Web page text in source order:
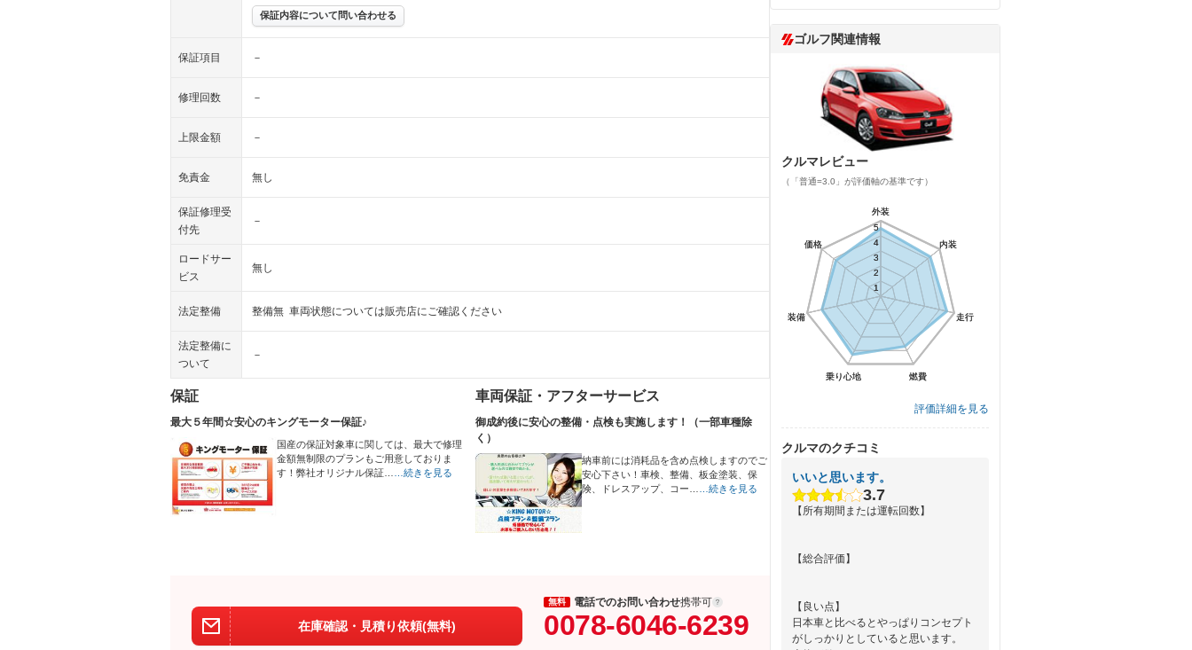
保証内容について問い合わせる
保証項目 －
修理回数 －
上限金額 －
免責金 無し
保証修理受
付先
－
ロードサー
ビス
無し
法定整備 整備無 車両状態については販売店にご確認ください
法定整備に
ついて
－
保証
最大５年間☆安心のキングモーター保証♪
国産の保証対象車に関しては、最大で修理
金額無制限のプランもご用意しておりま
す！弊社オリジナル保証…
…続きを見る
車両保証・アフターサービス
御成約後に安心の整備・点検も実施します！（一部車種除
く）
納車前には消耗品を含め点検しますのでご
安心下さい！車検、整備、板金塗装、保
険、ドレスアップ、コー…
…続きを見る
在庫確認・見積り依頼(無料)
無料 電話でのお問い合わせ携帯可
0078-6046-6239
ゴルフ関連情報
クルマレビュー
（「普通=3.0」が評価軸の基準です）
外装
内装
走行
燃費
乗り心地
装備
価格
1
2
3
4
5
外装
内装
走行
燃費
乗り心地
装備
価格
1
2
3
4
5
評価詳細を見る
クルマのクチコミ
いいと思います。
3.7
【所有期間または運転回数】
【総合評価】
【良い点】
日本車と比べるとやっぱりコンセプト
がしっかりとしていると思います。